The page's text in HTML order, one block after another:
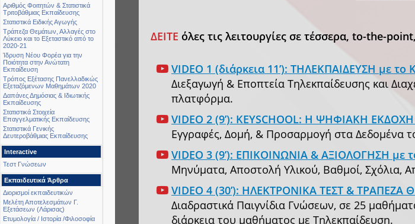
Αριθμός Φοιτητών & Στατιστικά
Τριτοβάθμιας Εκπαίδευσης
Στατιστικά Ειδικής Αγωγής
Τράπεζα Θεμάτων, Αλλαγές στο
Λύκειο και το Εξεταστικό από το
2020-21
Ίδρυση Νέου Φορέα για την
Ποιότητα στην Ανώτατη
Εκπαίδευση
Τρόπος Εξέτασης Πανελλαδικώς
Εξεταζόμενων Μαθημάτων 2020
Δαπάνες Δημόσιας & Ιδιωτικής
Εκπαίδευσης
Στατιστικά Στοιχεία
Επαγγελματικής Εκπαίδευσης
Στατιστικά Γενικής
Δευτεροβάθμιας Εκπαίδευσης
Interactive
Τεστ Γνώσεων
Εκπαιδευτικά Άρθρα
Διορισμοί εκπαιδευτικών
Μελέτη Αποτελεσμάτων Γ.
Εξετάσεων (Λάρισας)
Ετυμολογία / Ιστορία /Φιλοσοφία
ΔΕΙΤΕ όλες τις λειτουργίες σε τέσσερα, to-the-
VIDEO 1 (διάρκεια 11’): ΤΗΛΕΚΠΑΙΔΕΥΣΗ με το
Διεξαγωγή & Εποπτεία Τηλεκπαίδευσης και
πλατφόρμα.
VIDEO 2 (9’): KEYSCHOOL: Η ΨΗΦΙΑΚΗ
Εγγραφές, Δομή, & Προσαρμογή στα Δεδομένα
VIDEO 3 (9’): ΕΠΙΚΟΙΝΩΝΙΑ & ΑΞΙΟΛΟΓΗΣΗ με
Μηνύματα, Αποστολή Υλικού, Βαθμοί, Σχόλια,
VIDEO 4 (30’): ΗΛΕΚΤΡΟΝΙΚΑ ΤΕΣΤ & ΤΡΑΠΕΖΑ
Διαδραστικά Παιγνίδια Γνώσεων, σε 25
διάρκεια του μαθήματος με Τηλεκπαίδευση.